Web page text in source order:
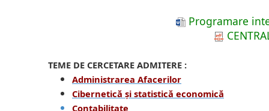
Programare
TEME DE CERCETARE ADMITERE :
Administrarea Afacerilor
Cibernetică și statistică economică
Contabilitate